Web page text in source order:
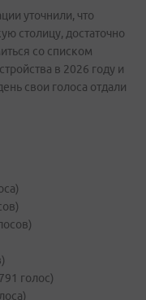
уточнили, что
столицу, достаточно
со списком
в 2026 году и
свои голоса отдали
голос)